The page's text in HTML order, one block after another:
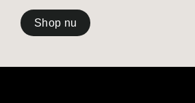
Shop nu